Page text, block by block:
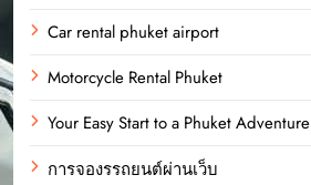
Car rental phuket airport
Motorcycle Rental Phuket
Your Easy Start to a Phuket Adventure
การจองรรถยนต์ผ่านเว็บ